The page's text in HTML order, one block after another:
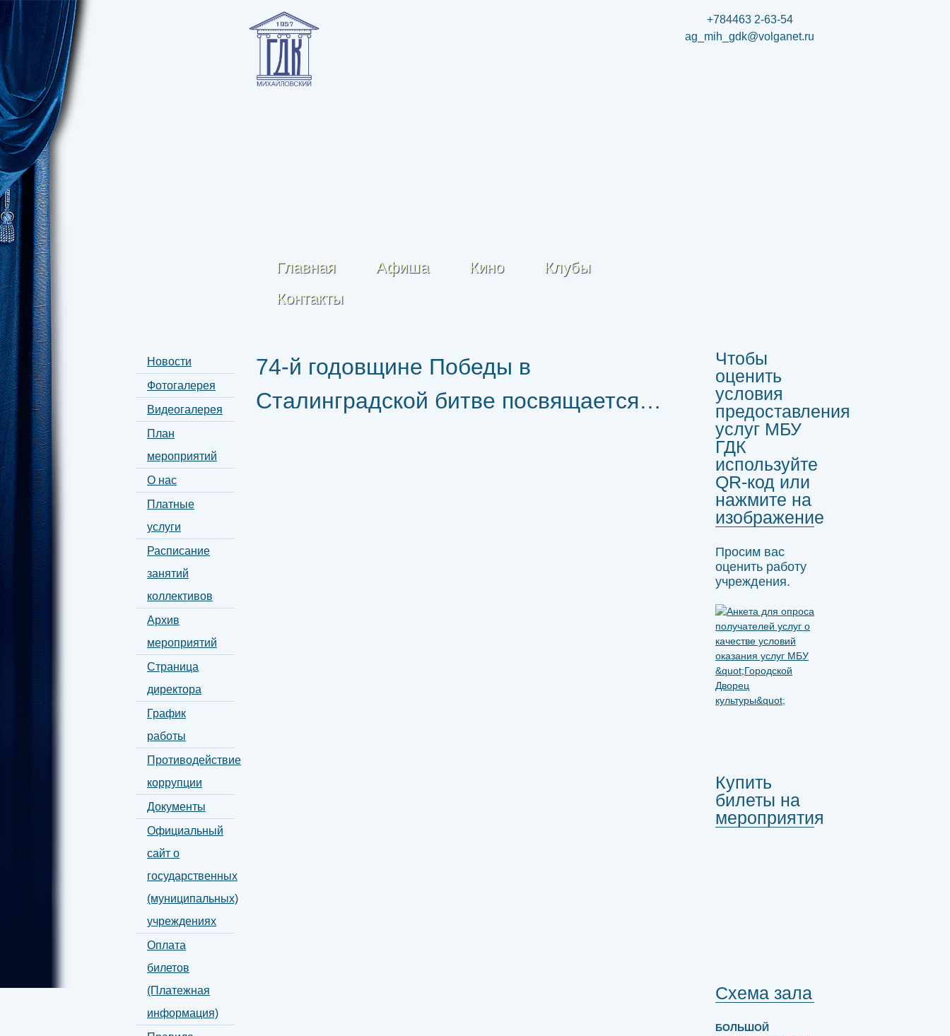
+784463 2-63-54
ag_mih_gdk@volganet.ru
Главная Афиша Кино
Клубы
Контакты
Новости
Фотогалерея
Видеогалерея
План
мероприятий
О нас
Платные
услуги
Расписание
занятий
коллективов
Архив
мероприятий
Страница
директора
График
работы
Противодействие
коррупции
Документы
Официальный
сайт о
государственных
(муниципальных)
учреждениях
Оплата
билетов
(Платежная
информация)
74-й годовщине Победы в
Сталинградской битве посвящается…
Чтобы
оценить
условия
предоставления
услуг МБУ
ГДК
используйте
QR-код или
нажмите на
изображение
Просим вас
оценить работу
учреждения.
Купить
билеты на
мероприятия
Схема зала
БОЛЬШОЙ